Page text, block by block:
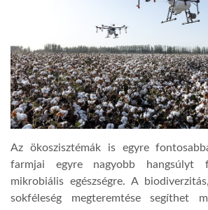
Az ökoszisztémák is egyre
farmjai egyre nagyobb hangsúlyt
mikrobiális egészségre. A
sokféleség megteremtése segíthet